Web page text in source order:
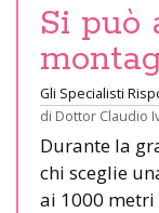
Si può
Gli Specialisti
di Dottor Claudio
Durante la
chi sceglie
ai 1000 metri